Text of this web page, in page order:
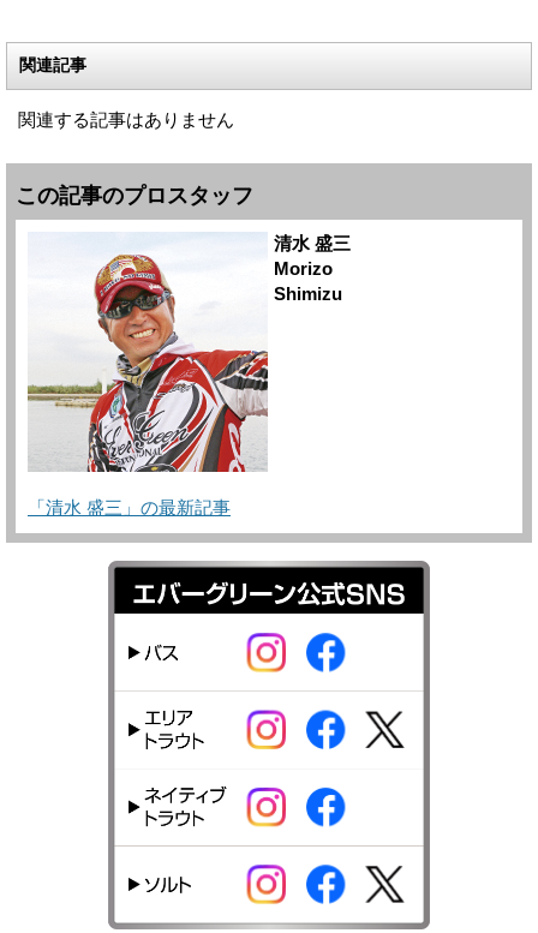
関連記事
関連する記事はありません
この記事のプロスタッフ
清水 盛三
Morizo
Shimizu
「清水 盛三」の最新記事